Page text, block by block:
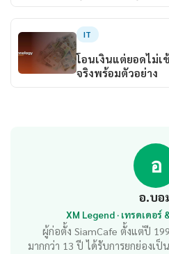
IT
โอนเงินแต่ยอดไม่
จริงพร้อมตัวอย่าง
อ
อ.บอ
XM Legend · เทรดเดอ
ผู้ก่อตั้ง SiamCafe ตั้งแต่ปี
มากกว่า 13 ปี ได้รับการยกย่องเป็